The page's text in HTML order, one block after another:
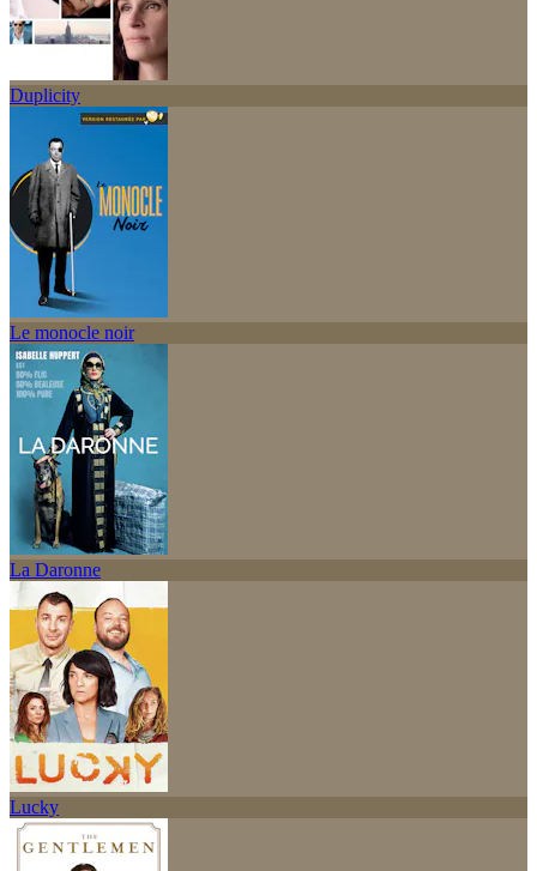
Duplicity
Le monocle noir
La Daronne
Lucky